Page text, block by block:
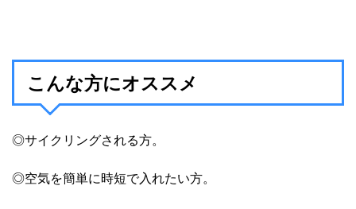
こんな方にオススメ
◎サイクリングされる方。
◎空気を簡単に時短で入れたい方。